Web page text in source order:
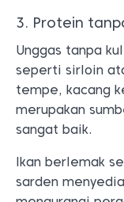
3. Protein
Unggas tanpa
seperti sirloin
tempe, kacang
merupakan
sangat baik.
Ikan berlemak
sarden